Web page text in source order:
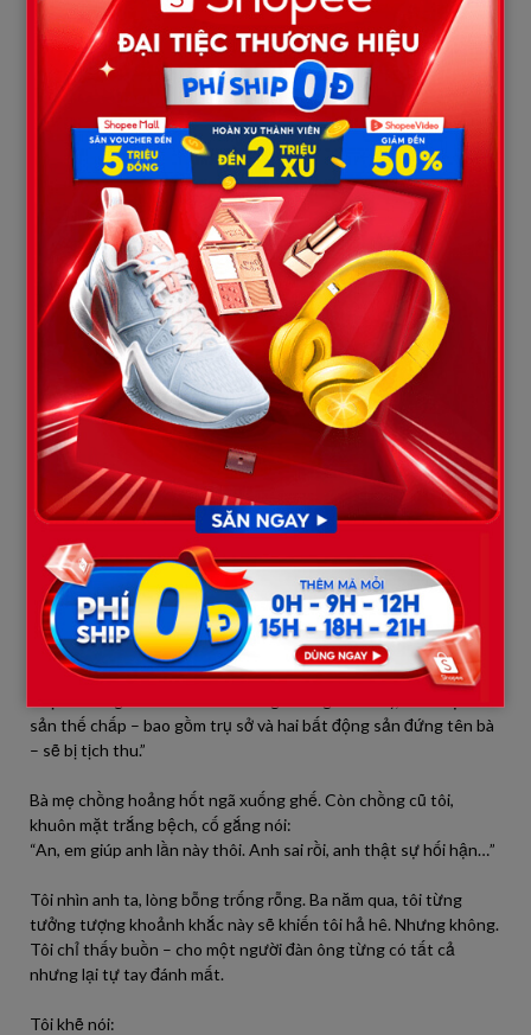
Tôi lặng người. Hưng Thịnh – chính là công ty của chồng cũ tôi.
Chưa đầy 24 tiếng sau, luật sư của tập đoàn tôi nhận được cuộc
hẹn – bên Hưng Thịnh muốn thương lượng lại khoản nợ. Họ nợ
chúng tôi hơn50 tỷ đồng– số tiền mà mẹ chồng cũ từng dùng
quan hệ để “trì hoãn thanh toán”.
Buổi sáng hôm sau, tôi bước vào phòng họp, trong bộ vest
trắng, gương mặt bình thản.
Khi cánh cửa mở ra, mẹ chồng cũ tôi chết lặng. Bà run rẩy, nhìn
tôi như nhìn thấy ma.
“Cô… cô là…”
“Tôi là Nguyễn An – Giám đốc chi nhánh tập đoàn Phoenix tại
Việt Nam.” – tôi mỉm cười nhẹ. “Bên bà đang nợ chúng tôi 50 tỷ.
Hôm nay tôi đến để bàn chuyện xử lý hợp đồng.”
Chồng cũ tôi cúi gằm mặt. Bà mẹ chồng tái mét, lắp bắp:
“Chắc… chắc có nhầm lẫn gì đó. Cô… chính cô từng…”
“Bị bà đuổi ra khỏi nhà giữa cơn mưa?” – tôi nhìn thẳng vào mắt
bà – “Vâng, là tôi.”
Cả phòng họp im phăng phắc. Luật sư của tôi mở tài liệu, giọng
dứt khoát:
“Thưa bà, theo điều khoản trong hợp đồng, nếu bên Hưng
sản thế chấp – bao gồm trụ sở và hai bất động sản đứng tên bà
– sẽ bị tịch thu.”
Bà mẹ chồng hoảng hốt ngã xuống ghế. Còn chồng cũ tôi,
khuôn mặt trắng bệch, cố gắng nói:
“An, em giúp anh lần này thôi. Anh sai rồi, anh thật sự hối hận…”
Tôi nhìn anh ta, lòng bỗng trống rỗng. Ba năm qua, tôi từng
tưởng tượng khoảnh khắc này sẽ khiến tôi hả hê. Nhưng không.
Tôi chỉ thấy buồn – cho một người đàn ông từng có tất cả
nhưng lại tự tay đánh mất.
Tôi khẽ nói: